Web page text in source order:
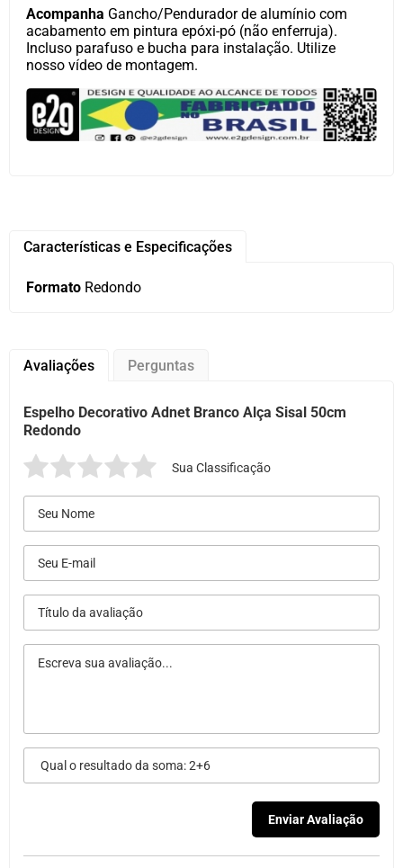
Acompanha Gancho/Pendurador de alumínio com
acabamento em pintura epóxi-pó (não enferruja).
Incluso parafuso e bucha para instalação. Utilize
nosso vídeo de montagem.
Características e Especificações
Formato Redondo
Avaliações Perguntas
Espelho Decorativo Adnet Branco Alça Sisal 50cm
Redondo
Sua Classificação